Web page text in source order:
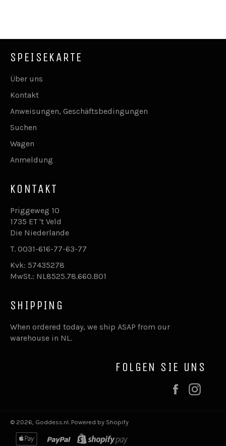
SPEISEKARTE
Über uns
Kontakt
Anweisungen, Geschäftsbedingungen
Suchen
Wagen
Anmeldung
KONTAKT
Priggeweg 10
1735 ET 't Veld
Die Niederlande
T. 0031-616-77-63-77
Kvk: 57435278
MwSt.: NL8525.78.660.B01
SHIPPING
When ordered today, we ship ASAP from our
warehouse in NL.
FOLGEN SIE UNS
Facebook
© 2026, Goddess.nl. Powered by Shopify
apple
paypal
shopify